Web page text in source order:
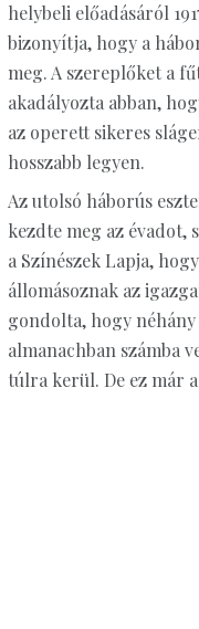
helybeli előadásáról
bizonyítja, hogy a
meg. A szereplőket a
akadályozta abban,
az operett sikeres
hosszabb legyen.
Az utolsó háborús
kezdte meg az évadot,
a Színészek Lapja,
állomásoznak az
gondolta, hogy néhány
almanachban számba
túlra kerül. De ez már